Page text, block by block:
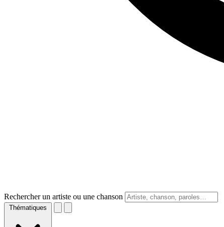
Rechercher un artiste ou une chanson
Thématiques